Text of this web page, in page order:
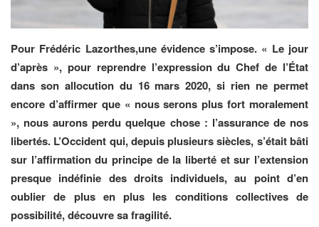
Pour Frédéric Lazorthes,une évidence s’impose. « Le jour
d’après », pour reprendre l’expression du Chef de l’État
dans son allocution du 16 mars 2020, si rien ne permet
encore d’affirmer que « nous serons plus fort moralement
», nous aurons perdu quelque chose : l’assurance de nos
libertés. L’Occident qui, depuis plusieurs siècles, s’était bâti
sur l’affirmation du principe de la liberté et sur l’extension
presque indéfinie des droits individuels, au point d’en
oublier de plus en plus les conditions collectives de
possibilité, découvre sa fragilité.